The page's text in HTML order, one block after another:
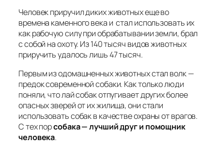
Человек приручил диких животных еще во
времена каменного века и стал использовать их
как рабочую силу при обрабатывании земли, брал
с собой на охоту. Из 140 тысяч видов животных
приручить удалось лишь 47 тысяч.
Первым из одомашненных животных стал волк —
предок современной собаки. Как только люди
поняли, что лай собак отпугивает других более
опасных зверей от их жилища, они стали
использовать собак в качестве охраны от врагов.
С тех порсобака — лучший друг и помощник
человека.